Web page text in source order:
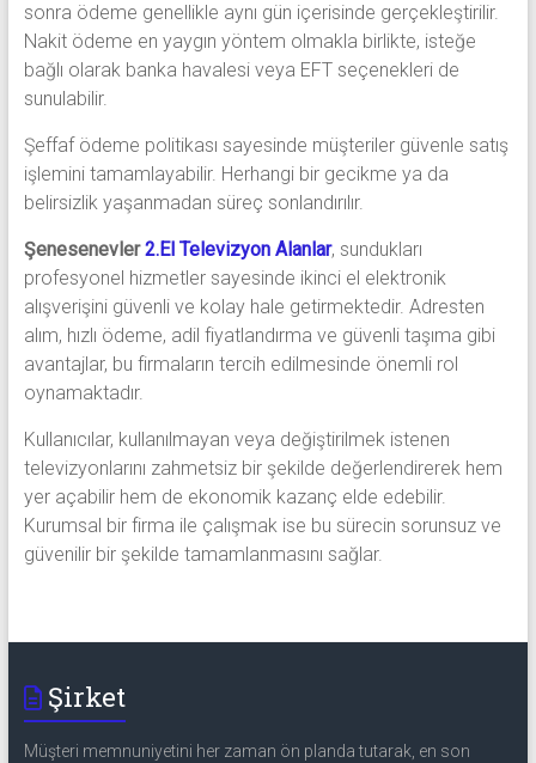
sonra ödeme genellikle aynı gün içerisinde gerçekleştirilir.
Nakit ödeme en yaygın yöntem olmakla birlikte, isteğe
bağlı olarak banka havalesi veya EFT seçenekleri de
sunulabilir.
Şeffaf ödeme politikası sayesinde müşteriler güvenle satış
işlemini tamamlayabilir. Herhangi bir gecikme ya da
belirsizlik yaşanmadan süreç sonlandırılır.
Şenesenevler2.El Televizyon Alanlar, sundukları
profesyonel hizmetler sayesinde ikinci el elektronik
alışverişini güvenli ve kolay hale getirmektedir. Adresten
alım, hızlı ödeme, adil fiyatlandırma ve güvenli taşıma gibi
avantajlar, bu firmaların tercih edilmesinde önemli rol
oynamaktadır.
Kullanıcılar, kullanılmayan veya değiştirilmek istenen
televizyonlarını zahmetsiz bir şekilde değerlendirerek hem
yer açabilir hem de ekonomik kazanç elde edebilir.
Kurumsal bir firma ile çalışmak ise bu sürecin sorunsuz ve
güvenilir bir şekilde tamamlanmasını sağlar.
Şirket
Müşteri memnuniyetini her zaman ön planda tutarak, en son